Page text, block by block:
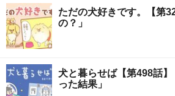
ただの犬好きです。【第
の？」
犬と暮らせば【第498話
った結果」